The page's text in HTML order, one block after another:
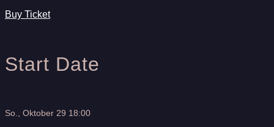
Buy Ticket
Start Date
So., Oktober 29 18:00